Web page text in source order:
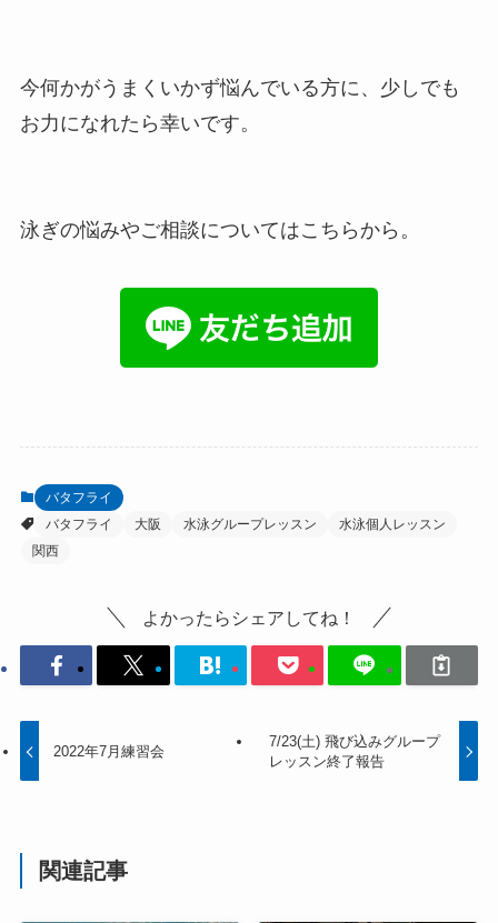
今何かがうまくいかず悩んでいる方に、少しでも
お力になれたら幸いです。
泳ぎの悩みやご相談についてはこちらから。
バタフライ
バタフライ
大阪 水泳グループレッスン
水泳個人レッスン
関西
よかったらシェアしてね！
2022年7月練習会
7/23(土) 飛び込みグループ
レッスン終了報告
関連記事